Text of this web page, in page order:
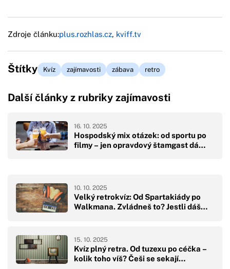
Zdroje článku:plus.rozhlas.cz, kviff.tv
Štítky Kvíz zajímavosti zábava retro
Další články z rubriky zajímavosti
Hospodský mix otázek: od sportu po
filmy – jen opravdový štamgast dá…
16. 10. 2025
Velký retrokvíz: Od Spartakiády po
Walkmana. Zvládneš to? Jestli dáš…
10. 10. 2025
Kvíz plný retra. Od tuzexu po céčka –
kolik toho víš? Češi se sekají…
15. 10. 2025